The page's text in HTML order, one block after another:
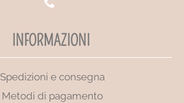
INFORMAZIONI
Spedizioni e consegna
Metodi di pagamento